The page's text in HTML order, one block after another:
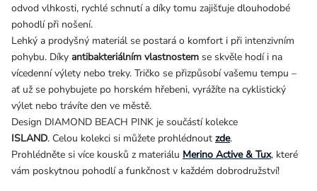
odvod vlhkosti, rychlé schnutí a díky tomu zajišťuje dlouhodobé
pohodlí při nošení.
Lehký a prodyšný materiál se postará o komfort i při intenzivním
pohybu. Díky antibakteriálním vlastnostem se skvěle hodí i na
vícedenní výlety nebo treky. Tričko se přizpůsobí vašemu tempu –
ať už se pohybujete po horském hřebeni, vyrážíte na cyklistický
výlet nebo trávíte den ve městě.
Design DIAMOND BEACH PINK je součástí kolekce
ISLAND. Celou kolekci si můžete prohlédnout zde.
Prohlédněte si více kousků z materiálu Merino Active & Tux, které
vám poskytnou pohodlí a funkčnost v každém dobrodružství!